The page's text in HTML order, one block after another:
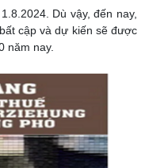
Dù vậy, đến nay,
cập và dự kiến sẽ được
năm nay.